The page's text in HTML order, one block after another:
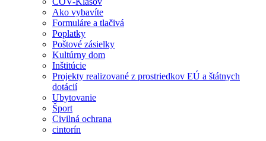
Ako vybavíte
Formuláre a tlačivá
Poplatky
Poštové zásielky
Kultúrny dom
Inštitúcie
Projekty realizované z prostriedkov EÚ a štátnych
dotácií
Ubytovanie
Šport
Civilná ochrana
cintorín